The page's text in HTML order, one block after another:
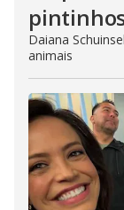
Daiana
animais